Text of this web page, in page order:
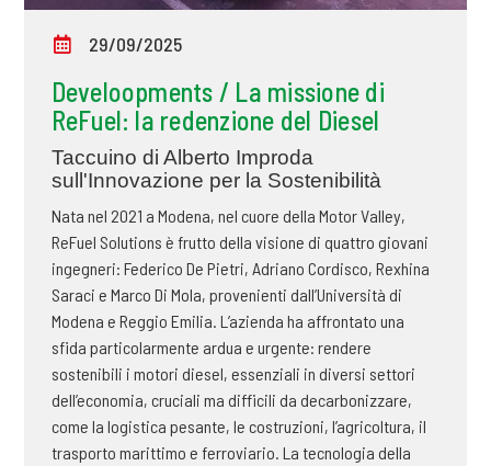
29/09/2025
Develoopments / La missione di
ReFuel: la redenzione del Diesel
Taccuino di Alberto Improda
sull'Innovazione per la Sostenibilità
Nata nel 2021 a Modena, nel cuore della Motor Valley,
ReFuel Solutions è frutto della visione di quattro giovani
ingegneri: Federico De Pietri, Adriano Cordisco, Rexhina
Saraci e Marco Di Mola, provenienti dall’Università di
Modena e Reggio Emilia. L’azienda ha affrontato una
sfida particolarmente ardua e urgente: rendere
sostenibili i motori diesel, essenziali in diversi settori
dell’economia, cruciali ma difficili da decarbonizzare,
come la logistica pesante, le costruzioni, l’agricoltura, il
trasporto marittimo e ferroviario. La tecnologia della